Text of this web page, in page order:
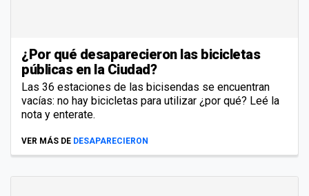
¿Por qué desaparecieron las bicicletas
públicas en la Ciudad?
Las 36 estaciones de las bicisendas se encuentran
vacías: no hay bicicletas para utilizar ¿por qué? Leé la
nota y enterate.
VER MÁS DE DESAPARECIERON